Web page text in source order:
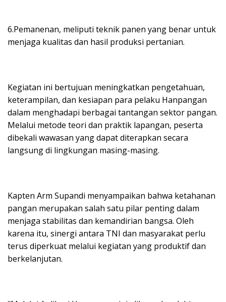
6.Pemanenan, meliputi teknik panen yang benar untuk
menjaga kualitas dan hasil produksi pertanian.
Kegiatan ini bertujuan meningkatkan pengetahuan,
keterampilan, dan kesiapan para pelaku Hanpangan
dalam menghadapi berbagai tantangan sektor pangan.
Melalui metode teori dan praktik lapangan, peserta
dibekali wawasan yang dapat diterapkan secara
langsung di lingkungan masing-masing.
Kapten Arm Supandi menyampaikan bahwa ketahanan
pangan merupakan salah satu pilar penting dalam
menjaga stabilitas dan kemandirian bangsa. Oleh
karena itu, sinergi antara TNI dan masyarakat perlu
terus diperkuat melalui kegiatan yang produktif dan
berkelanjutan.